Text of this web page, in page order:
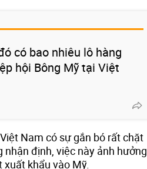
có bao nhiêu lô hàng
hội Bông Mỹ tại Việt
Nam có sự gắn bó rất chặt
nhận định, việc này ảnh hưởng
khẩu vào Mỹ.